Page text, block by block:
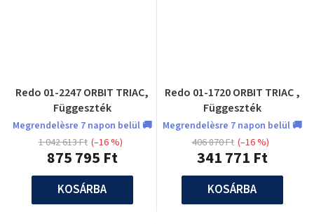
Redo 01-2247 ORBIT TRIAC,
Függeszték
Megrendelèsre 7 napon belül 🚚
875 795 Ft
1 042 613 Ft (–16 %)
KOSÁRBA
Redo 01-1720 ORBIT TRIAC ,
Függeszték
Megrendelèsre 7 napon belül 🚚
341 771 Ft
406 870 Ft (–16 %)
KOSÁRBA